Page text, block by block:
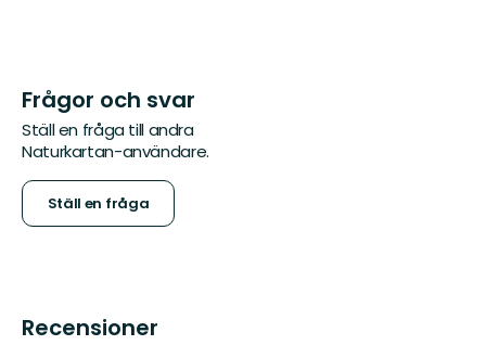
Frågor och svar
Ställ en fråga till andra
Naturkartan-användare.
Ställ en fråga
Recensioner